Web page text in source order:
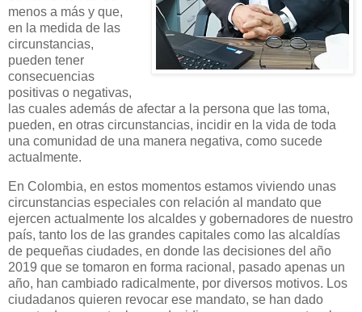
menos a más y que,
en la medida de las
circunstancias,
pueden tener
consecuencias
positivas o negativas,
las cuales además de afectar a la persona que las toma,
pueden, en otras circunstancias, incidir en la vida de toda
una comunidad de una manera negativa, como sucede
actualmente.
En Colombia, en estos momentos estamos viviendo unas
circunstancias especiales con relación al mandato que
ejercen actualmente los alcaldes y gobernadores de nuestro
país, tanto los de las grandes capitales como las alcaldías
de pequeñas ciudades, en donde las decisiones del año
2019 que se tomaron en forma racional, pasado apenas un
año, han cambiado radicalmente, por diversos motivos. Los
ciudadanos quieren revocar ese mandato, se han dado